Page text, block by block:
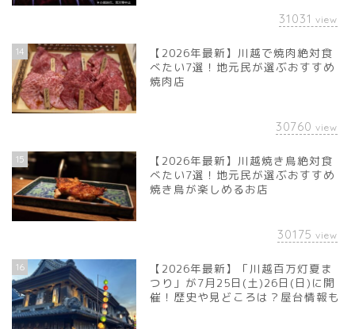
31031 view
14
【2026年最新】川越で焼肉絶対食
べたい7選！地元民が選ぶおすすめ
焼肉店
30760 view
15
【2026年最新】川越焼き鳥絶対食
べたい7選！地元民が選ぶおすすめ
焼き鳥が楽しめるお店
30175 view
16
【2026年最新】「川越百万灯夏ま
つり」が7月25日(土)26日(日)に開
催！歴史や見どころは？屋台情報も